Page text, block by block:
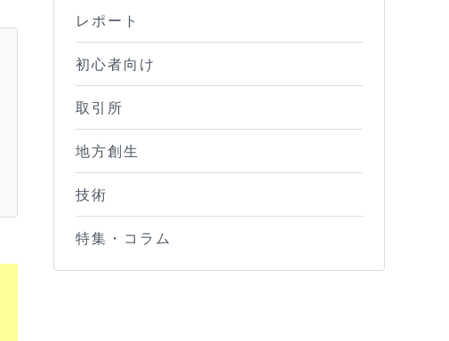
レポート
初心者向け
取引所
地方創生
技術
特集・コラム